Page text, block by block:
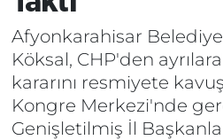
Afyonkarahisar
Köksal, CHP'den
kararını resmiyete
Kongre Merkezi'nde
Genişletilmiş İl